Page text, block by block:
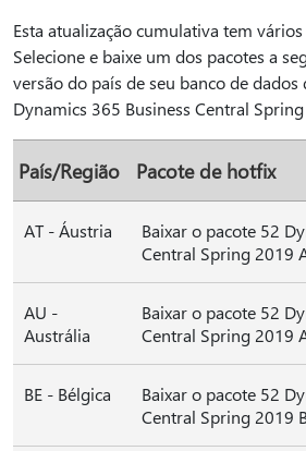
Esta atualização cumulativa tem
Selecione e baixe um dos pacotes a
versão do país de seu banco de
Dynamics 365 Business Central
País/Região Pacote de hotfix
AT - Áustria
Baixar o pacote 52
Central Spring 2019
AU -
Austrália
Baixar o pacote 52
Central Spring 2019
BE - Bélgica
Baixar o pacote 52
Central Spring 2019